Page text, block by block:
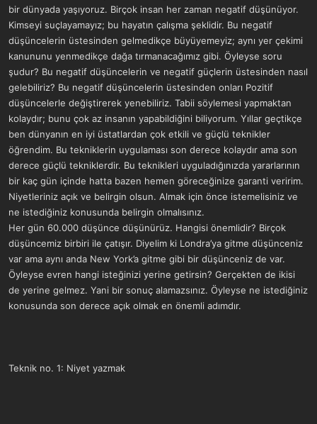
bir dünyada yaşıyoruz. Birçok insan her zaman negatif düşünüyor.
Kimseyi suçlayamayız; bu hayatın çalışma şeklidir. Bu negatif
düşüncelerin üstesinden gelmedikçe büyüyemeyiz; aynı yer çekimi
kanununu yenmedikçe dağa tırmanacağımız gibi. Öyleyse soru
şudur? Bu negatif düşüncelerin ve negatif güçlerin üstesinden nasıl
gelebiliriz? Bu negatif düşüncelerin üstesinden onları Pozitif
düşüncelerle değiştirerek yenebiliriz. Tabii söylemesi yapmaktan
kolaydır; bunu çok az insanın yapabildiğini biliyorum. Yıllar geçtikçe
ben dünyanın en iyi üstatlardan çok etkili ve güçlü teknikler
öğrendim. Bu tekniklerin uygulaması son derece kolaydır ama son
derece güçlü tekniklerdir. Bu teknikleri uyguladığınızda yararlarının
bir kaç gün içinde hatta bazen hemen göreceğinize garanti veririm.
Niyetleriniz açık ve belirgin olsun. Almak için önce istemelisiniz ve
ne istediğiniz konusunda belirgin olmalısınız.
Her gün 60.000 düşünce düşünürüz. Hangisi önemlidir? Birçok
düşüncemiz birbiri ile çatışır. Diyelim ki Londra’ya gitme düşünceniz
var ama aynı anda New York’a gitme gibi bir düşünceniz de var.
Öyleyse evren hangi isteğinizi yerine getirsin? Gerçekten de ikisi
de yerine gelmez. Yani bir sonuç alamazsınız. Öyleyse ne istediğiniz
konusunda son derece açık olmak en önemli adımdır.
Teknik no. 1: Niyet yazmak